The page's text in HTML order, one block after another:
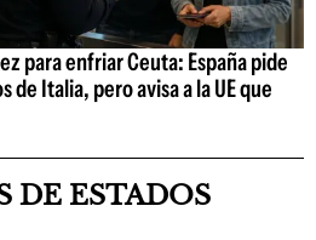
para enfriar Ceuta: España pide
de Italia, pero avisa a la UE que
DE ESTADOS